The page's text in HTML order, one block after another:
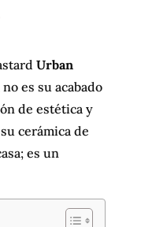
Urban
es su acabado
de estética y
cerámica de
es un